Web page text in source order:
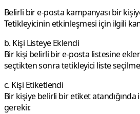
Belirli bir e-posta kampanyası bir
Tetikleyicinin etkinleşmesi için ilgili
b. Kişi Listeye Eklendi
Bir kişi belirli bir e-posta listesine
seçtikten sonra tetikleyici liste
c. Kişi Etiketlendi
Bir kişiye belirli bir etiket atandığında
gerekir.